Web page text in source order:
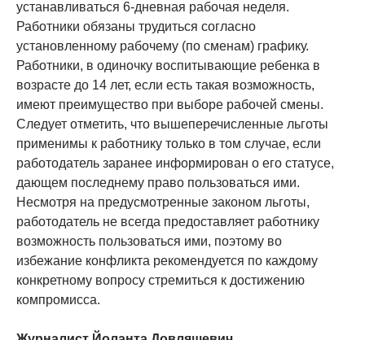
устанавливаться 6-дневная рабочая неделя.
Работники обязаны трудиться согласно
установленному рабочему (по сменам) графику.
Работники, в одиночку воспитывающие ребенка в
возрасте до 14 лет, если есть такая возможность,
имеют преимущество при выборе рабочей смены.
Следует отметить, что вышеперечисленные льготы
применимы к работнику только в том случае, если
работодатель заранее информирован о его статусе,
дающем последнему право пользоваться ими.
Несмотря на предусмотренные законом льготы,
работодатель не всегда предоставляет работнику
возможность пользоваться ими, поэтому во
избежание конфликта рекомендуется по каждому
конкретному вопросу стремиться к достижению
компромисса.